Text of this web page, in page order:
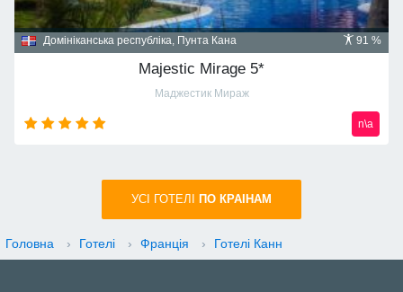
91 %
Домініканська республіка, Пунта Кана
Majestic Mirage 5*
Маджестик Мираж
n\a
УСI ГОТЕЛІ ПО КРАIНАМ
Головна › Готелі › Франція › Готелі Канн